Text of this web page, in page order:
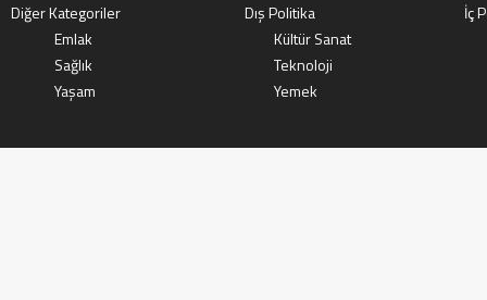
Diğer Kategoriler
Dış Politika
İç
Emlak
Kültür Sanat
Sağlık
Teknoloji
Yaşam
Yemek